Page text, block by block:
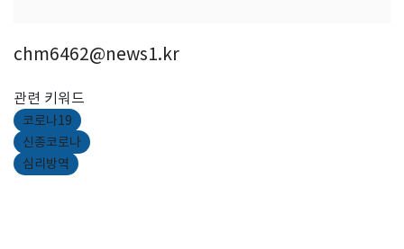
chm6462@news1.kr
관련 키워드
코로나19
신종코로나
심리방역